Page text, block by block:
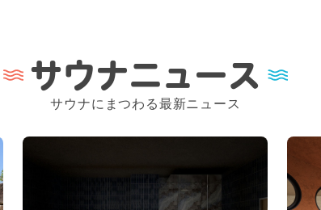
サウナニュース
サウナにまつわる最新ニュース